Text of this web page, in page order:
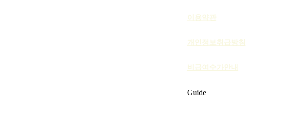
이용약관
개인정보취급방침
비급여수가안내
Guide